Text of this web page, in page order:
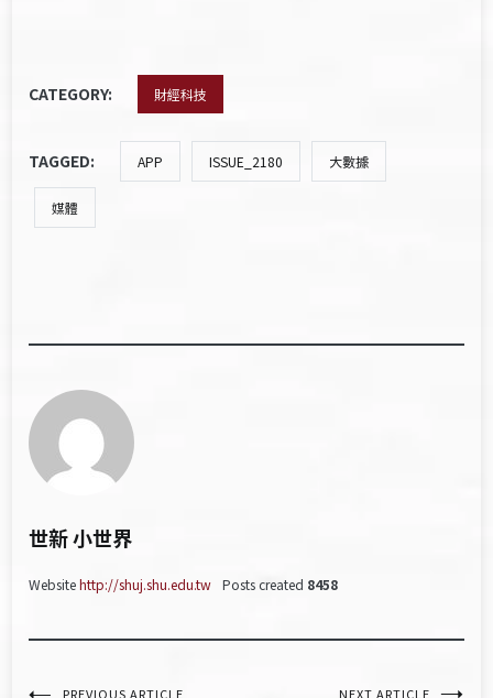
CATEGORY: 財經科技
TAGGED: APP ISSUE_2180 大數據
媒體
世新 小世界
Websitehttp://shuj.shu.edu.tw Posts created 8458
PREVIOUS ARTICLE NEXT ARTICLE